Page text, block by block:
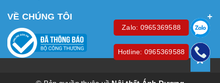
VỀ CHÚNG TÔI
Zalo: 0965369588
Hotline: 0965369588